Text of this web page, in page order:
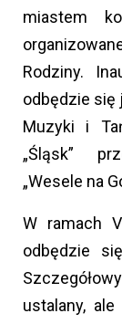
miastem
Rodziny.
odbędzie się
Muzyki i
„Śląsk”
„Wesele na
W ramach
odbędzie
ustalany,